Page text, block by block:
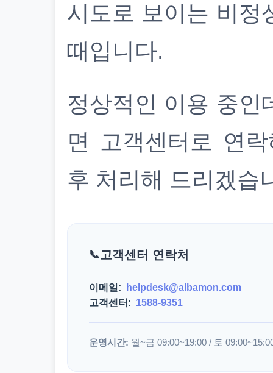
시도로 보이는 비정
때입니다.
정상적인 이용 중인
면 고객센터로 연
후 처리해 드리겠습
고객센터 연락처
이메일:
helpdesk@albamon.com
고객센터: 1588-9351
운영시간: 월~금 09:00~19:00 / 토